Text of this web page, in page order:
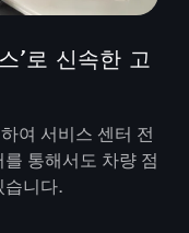
’로 신속한 고
여 서비스 센터 전
통해서도 차량 점
습니다.